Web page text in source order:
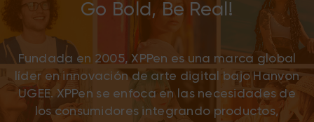
Go Bold, Be Real!
Fundada en 2005, XPPen es una marca global
líder en innovación de arte digital bajo Hanvon
UGEE. XPPen se enfoca en las necesidades de
los consumidores integrando productos,